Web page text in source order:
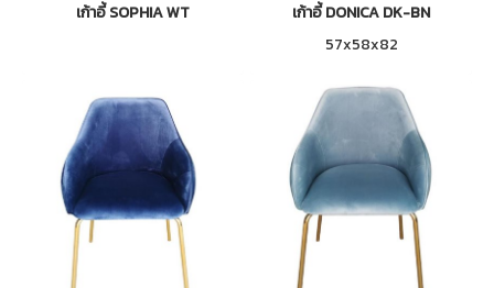
เก้าอี้ SOPHIA WT
เก้าอี้ DONICA DK-BN
57x58x82